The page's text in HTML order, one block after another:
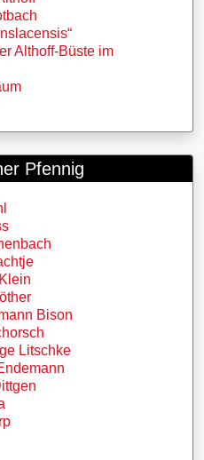
Althoff-Büste im
Pfennig
Bison
Litschke